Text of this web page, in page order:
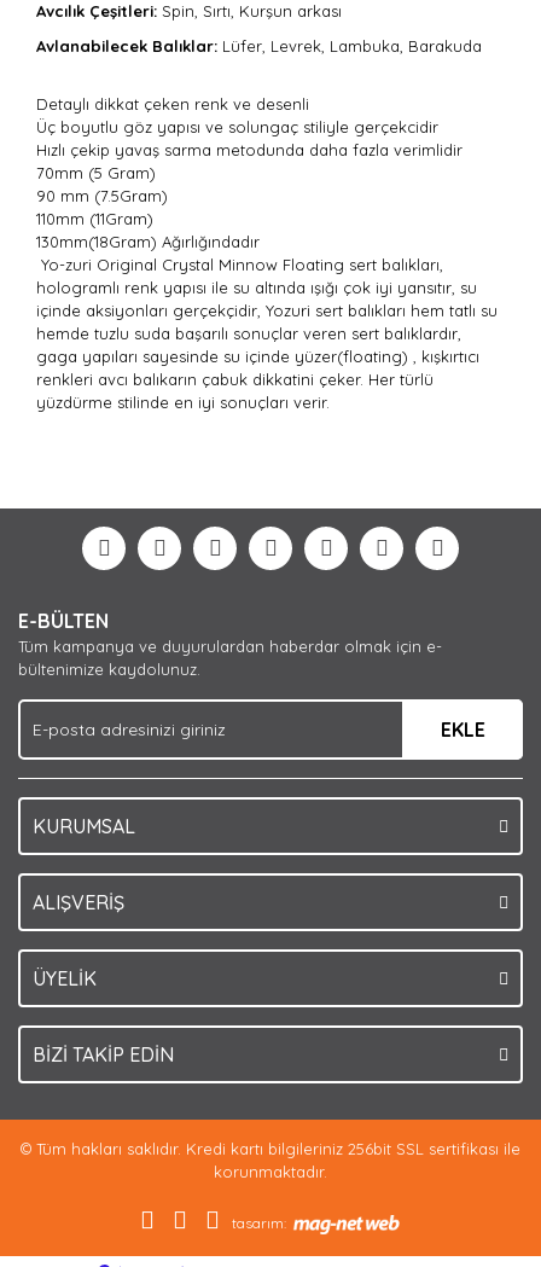
Avcılık Çeşitleri: Spin, Sırtı, Kurşun arkası
Avlanabilecek Balıklar: Lüfer, Levrek, Lambuka, Barakuda
Detaylı dikkat çeken renk ve desenli
Üç boyutlu göz yapısı ve solungaç stiliyle gerçekcidir
Hızlı çekip yavaş sarma metodunda daha fazla verimlidir
70mm (5 Gram)
90 mm (7.5Gram)
110mm (11Gram)
130mm(18Gram) Ağırlığındadır
Yo-zuri Original Crystal Minnow Floating sert balıkları,
hologramlı renk yapısı ile su altında ışığı çok iyi yansıtır, su
içinde aksiyonları gerçekçidir, Yozuri sert balıkları hem tatlı su
hemde tuzlu suda başarılı sonuçlar veren sert balıklardır,
gaga yapıları sayesinde su içinde yüzer(floating) , kışkırtıcı
renkleri avcı balıkarın çabuk dikkatini çeker. Her türlü
yüzdürme stilinde en iyi sonuçları verir.
Yorum Yaz
formunu kullanarak tarafımıza iletebilirsiniz.
Görüş ve önerileriniz için teşekkür ederiz.
Ürün açıklamasında eksik bilgiler bulunuyor.
Ürün bilgilerinde hatalar bulunuyor.
Ürün fiyatı diğer sitelerden daha pahalı.
Bu ürüne benzer farklı alternatifler olmalı.
E-BÜLTEN
Tüm kampanya ve duyurulardan haberdar olmak için e-
bültenimize kaydolunuz.
EKLE
KURUMSAL
ALIŞVERİŞ
ÜYELİK
BİZİ TAKİP EDİN
© Tüm hakları saklıdır. Kredi kartı bilgileriniz 256bit SSL sertifikası ile
korunmaktadır.
tasarım: